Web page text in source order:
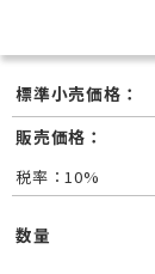
標準小売価格：
販売価格：
税率：10%
数量